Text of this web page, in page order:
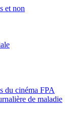
et non
du cinéma FPA
de maladie